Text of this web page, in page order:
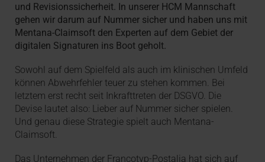
und Revisionssicherheit. In unserer HCM Mannschaft
gehen wir darum auf Nummer sicher und haben uns mit
Mentana-Claimsoft den Experten auf dem Gebiet der
digitalen Signaturen ins Boot geholt.
Sowohl auf dem Spielfeld als auch im klinischen Umfeld
können Abwehrfehler teuer zu stehen kommen. Bei
letztem erst recht seit Inkrafttreten der DSGVO. Die
Devise lautet also: Lieber auf Nummer sicher spielen.
Und genau diese Strategie spielt auch Mentana-
Claimsoft.
Das Unternehmen der Francotyp-Postalia hat sich auf